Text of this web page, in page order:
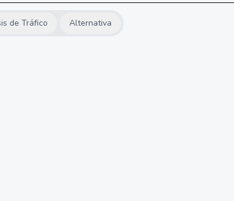
de Tráfico Alternativa